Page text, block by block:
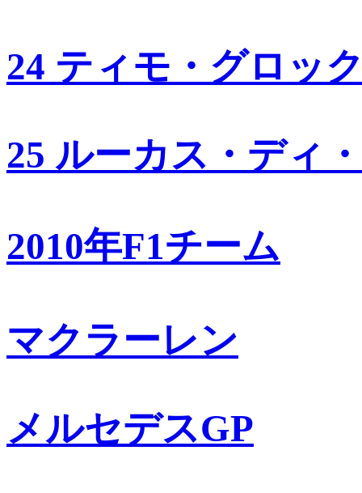
24 ティモ・グロッ
25 ルーカス・ディ
2010年F1チーム
マクラーレン
メルセデスGP